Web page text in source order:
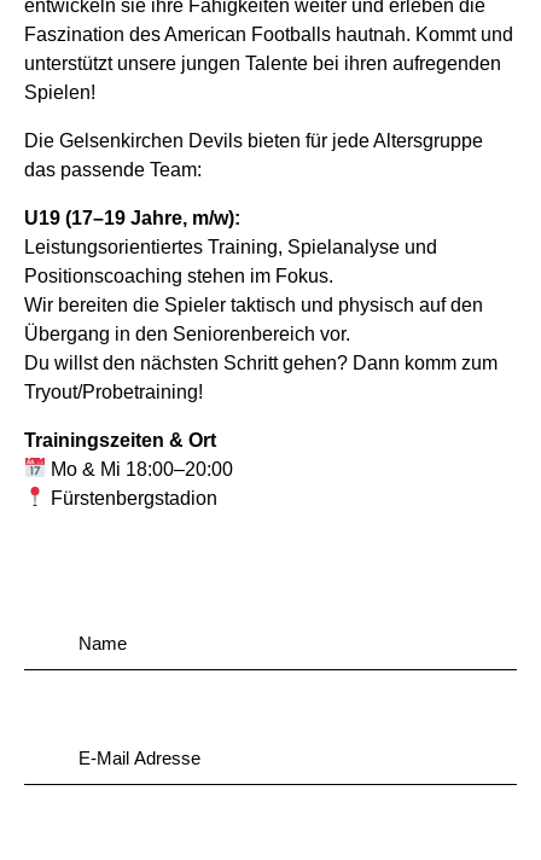
entwickeln sie ihre Fähigkeiten weiter und erleben die
Faszination des American Footballs hautnah. Kommt und
unterstützt unsere jungen Talente bei ihren aufregenden
Spielen!
Die Gelsenkirchen Devils bieten für jede Altersgruppe
das passende Team:
U19 (17–19 Jahre, m/w):
Leistungsorientiertes Training, Spielanalyse und
Positionscoaching stehen im Fokus.
Wir bereiten die Spieler taktisch und physisch auf den
Übergang in den Seniorenbereich vor.
Du willst den nächsten Schritt gehen? Dann komm zum
Tryout/Probetraining!
Trainingszeiten & Ort
Mo & Mi 18:00–20:00
Fürstenbergstadion